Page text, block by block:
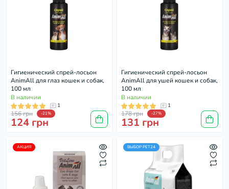
Гигиенический спрей-лосьон
AnimAll для глаз кошек и собак,
100 мл
В наличии
1
156 грн -21%
124 грн
Гигиенический спрей-лосьон
AnimAll для ушей кошек и собак,
100 мл
В наличии
1
178 грн -27%
131 грн
АКЦИЯ ВЫБОР PET24